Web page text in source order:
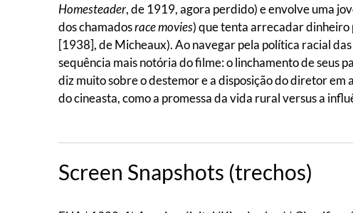
Homesteader, de 1919, agora perdido) e envolve uma
dos chamadosrace movies) que tenta arrecadar dinheiro
[1938], de Micheaux). Ao navegar pela política racial
sequência mais notória do filme: o linchamento de seus
diz muito sobre o destemor e a disposição do diretor
do cineasta, como a promessa da vida rural versus a
Screen Snapshots (trechos)